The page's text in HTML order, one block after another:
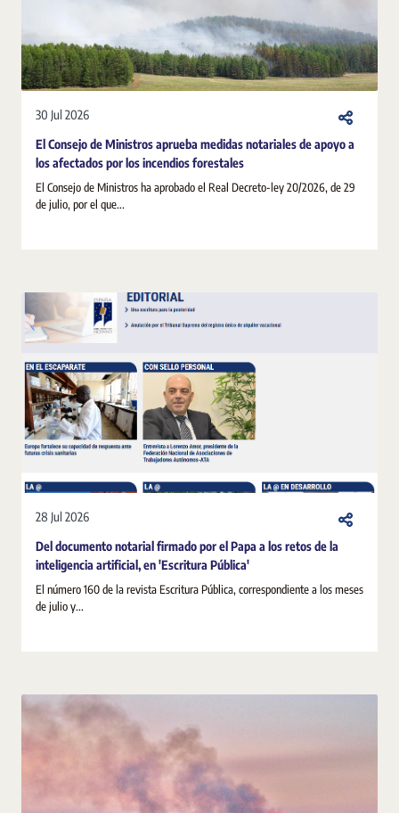
30 Jul 2026
El Consejo de Ministros aprueba medidas notariales de apoyo a
los afectados por los incendios forestales
El Consejo de Ministros ha aprobado el Real Decreto-ley 20/2026, de 29
de julio, por el que...
28 Jul 2026
Del documento notarial firmado por el Papa a los retos de la
inteligencia artificial, en 'Escritura Pública'
El número 160 de la revista Escritura Pública, correspondiente a los meses
de julio y...